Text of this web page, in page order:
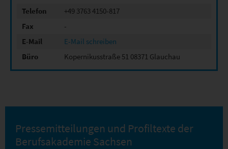
Telefon
+49 3763 4150-817
Fax
-
E-Mail
E-Mail schreiben
Büro
Kopernikusstraße 51 08371 Glauchau
Pressemitteilungen und Profiltexte der
Berufsakademie Sachsen